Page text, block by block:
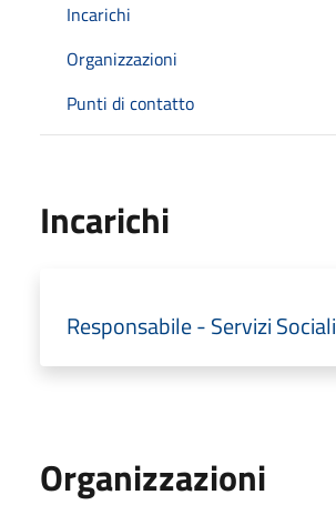
Incarichi
Organizzazioni
Punti di contatto
Incarichi
Responsabile - Servizi Sociali
Organizzazioni